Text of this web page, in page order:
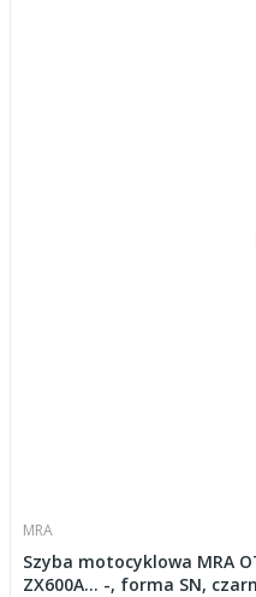
MRA
Szyba motocyklowa MRA
ZX600A... -, forma SN,